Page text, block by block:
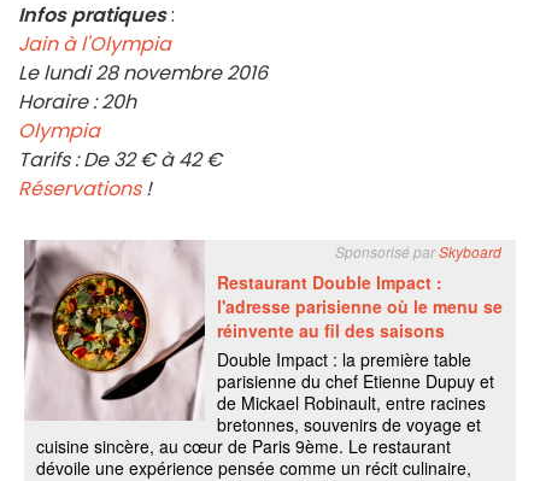
Infos pratiques:
Jain à l'Olympia
Le lundi 28 novembre 2016
Horaire : 20h
Olympia
Tarifs : De 32 € à 42 €
Réservations!